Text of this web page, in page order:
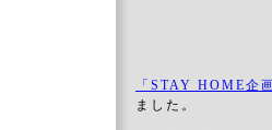
「STAY HOME
ました。